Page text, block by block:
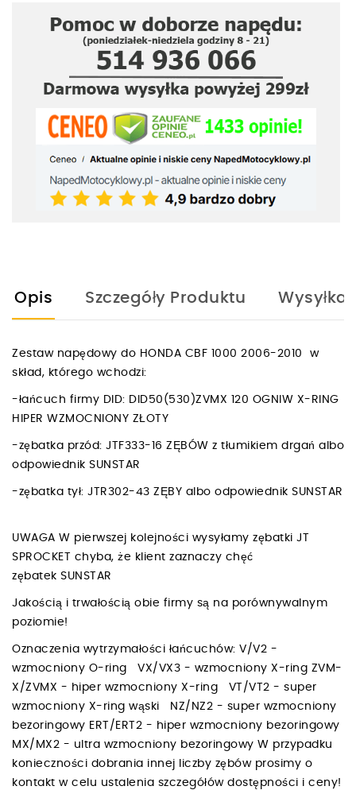
Opis Szczegóły Produktu Wysyłka
Zestaw napędowy do HONDA CBF 1000 2006-2010 w
skład, którego wchodzi:
-łańcuch firmy DID: DID50(530)ZVMX 120 OGNIW X-RING
HIPER WZMOCNIONY ZŁOTY
-zębatka przód: JTF333-16 ZĘBÓW z tłumikiem drgań albo
odpowiednik SUNSTAR
-zębatka tył: JTR302-43 ZĘBY albo odpowiednik SUNSTAR
UWAGA W pierwszej kolejności wysyłamy zębatki JT
SPROCKET chyba, że klient zaznaczy chęć
zębatek SUNSTAR
Jakością i trwałością obie firmy są na porównywalnym
poziomie!
Oznaczenia wytrzymałości łańcuchów: V/V2 -
wzmocniony O-ring VX/VX3 - wzmocniony X-ring ZVM-
X/ZVMX - hiper wzmocniony X-ring VT/VT2 - super
wzmocniony X-ring wąski NZ/NZ2 - super wzmocniony
bezoringowy ERT/ERT2 - hiper wzmocniony bezoringowy
MX/MX2 - ultra wzmocniony bezoringowy W przypadku
konieczności dobrania innej liczby zębów prosimy o
kontakt w celu ustalenia szczegółów dostępności i ceny!